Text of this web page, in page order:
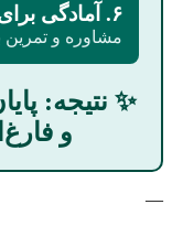
۶. آمادگی برای دفاع
مشاوره و
✨ نتیجه:
و
—